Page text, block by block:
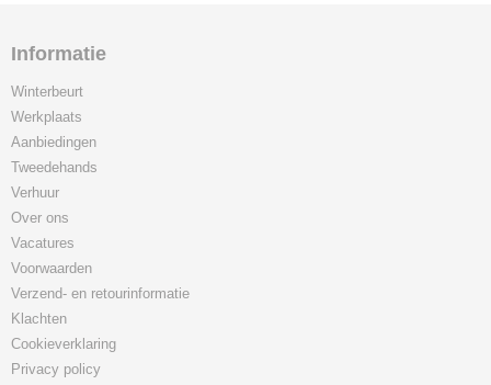
Informatie
Winterbeurt
Werkplaats
Aanbiedingen
Tweedehands
Verhuur
Over ons
Vacatures
Voorwaarden
Verzend- en retourinformatie
Klachten
Cookieverklaring
Privacy policy